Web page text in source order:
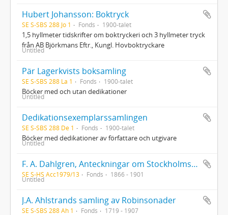
Hubert Johansson: Boktryck
SE S-SBS 288 Jo 1 Fonds 1900-talet
1,5 hyllmeter tidskrifter om boktryckeri och 3 hyllmeter tryck
från AB Björkmans Eftr., Kungl. Hovboktryckare
Untitled
Pär Lagerkvists boksamling
SE S-SBS 288 La 1 Fonds 1900-talet
Böcker med och utan dedikationer
Untitled
Dedikationsexemplarssamlingen
SE S-SBS 288 De 1 Fonds 1900-talet
Böcker med dedikationer av författare och utgivare
Untitled
F. A. Dahlgren, Anteckningar om Stockholms teatrar (Stockholm 1866). Interfolierat exemplar med anteckningar i 2 volymer, som har tillhört Nils Personne, Oscar Wieselgren och Stig Torsslow. Edmond Rostand, Cyrano de Bergerac (Stockholm 1901). Scenbearbetning av Nils Personne. Exemplaret har tillhört Nils Personne, Erik Strandmark och Stig Torsslow
SE S-HS Acc1979/13 Fonds 1866 - 1901
Untitled
J.A. Ahlstrands samling av Robinsonader
SE S-SBS 288 Ah 1 Fonds 1719 - 1907